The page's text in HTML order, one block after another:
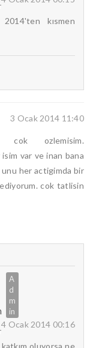
kısmen
3 Ocak 2014 11:40
cok ozlemisim.
var ve inan bana
her actigimda bir
cok tatlisin
4 Ocak 2014 00:16
oluyorsa ne